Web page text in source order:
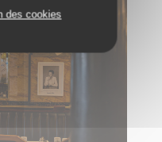
des cookies